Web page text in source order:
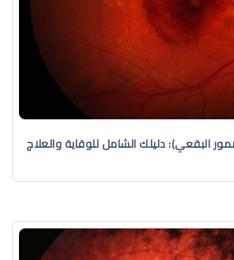
البقعي): دليلك الشامل للوقاية والعلاج